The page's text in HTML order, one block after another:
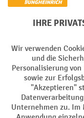
Batterie Rückname
Impressum
Barrierefreiheit